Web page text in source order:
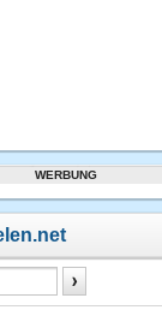
WERBUNG